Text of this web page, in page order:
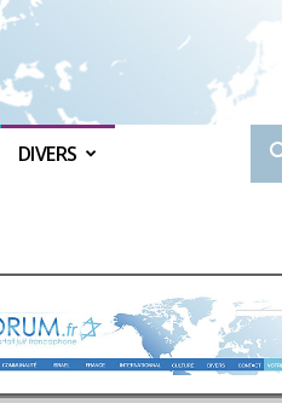
DIVERS